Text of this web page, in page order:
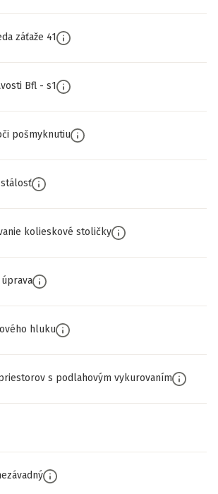
záťaže 41
Bfl - s1
pošmyknutiu
stálosť
kolieskové stoličky
hluku
s podlahovým vykurovaním